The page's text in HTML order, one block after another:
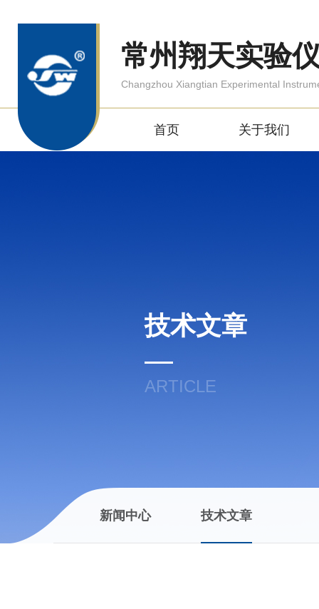
常州翔天实验
Changzhou Xiangtian Experimental
首页 关于我们
技术文章
ARTICLE
新闻中心 技术文章